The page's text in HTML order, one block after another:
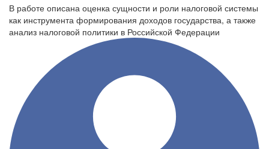
В работе описана оценка сущности и роли налоговой системы
как инструмента формирования доходов государства, а также
анализ налоговой политики в Российской Федерации